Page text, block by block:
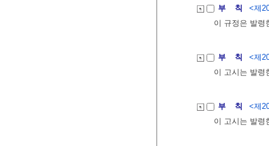
부 칙
<제
이 규정은 발령
부 칙
<제
이 고시는 발령
부 칙
<제
이 고시는 발령